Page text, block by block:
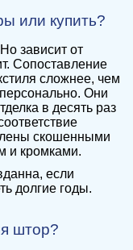
или купить?
зависит от
Сопоставление
сложнее, чем
Они
в десять раз
скошенными
и кромками.
если
долгие годы.
штор?